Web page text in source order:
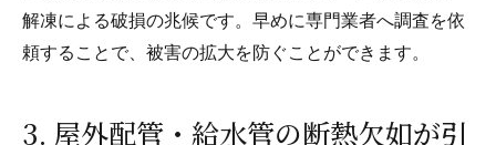
解凍による破損の兆候です。早めに専門業者へ調査を依
頼することで、被害の拡大を防ぐことができます。
3. 屋外配管・給水管の断熱欠如が引